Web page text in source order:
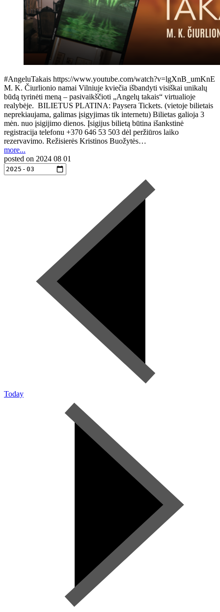
#AngeluTakais https://www.youtube.com/watch?v=lgXnB_umKnE
M. K. Čiurlionio namai Vilniuje kviečia išbandyti visiškai unikalų
būdą tyrinėti meną – pasivaikščioti „Angelų takais“ virtualioje
realybėje. BILIETUS PLATINA: Paysera Tickets. (vietoje bilietais
neprekiaujama, galimas įsigyjimas tik internetu) Bilietas galioja 3
mėn. nuo įsigijimo dienos. Įsigijus bilietą būtina išankstinė
registracija telefonu +370 646 53 503 dėl peržiūros laiko
rezervavimo. Režisierės Kristinos Buožytės…
more...
posted on 2024 08 01
Today